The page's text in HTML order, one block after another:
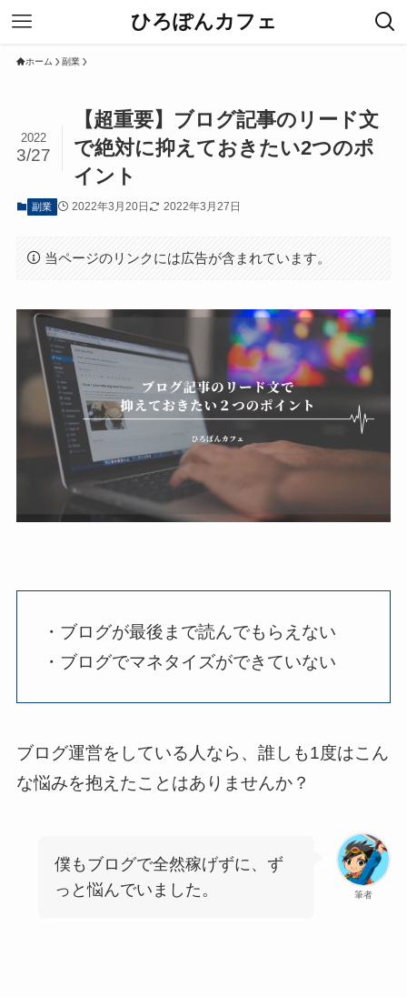
ひろぽんカフェ
ホーム 副業
【超重要】ブログ記事のリード文
で絶対に抑えておきたい2つのポ
イント
2022
3/27
副業 2022年3月20日 2022年3月27日
当ページのリンクには広告が含まれています。
・ブログが最後まで読んでもらえない
・ブログでマネタイズができていない
ブログ運営をしている人なら、誰しも1度はこん
な悩みを抱えたことはありませんか？
筆者
僕もブログで全然稼げずに、ず
っと悩んでいました。